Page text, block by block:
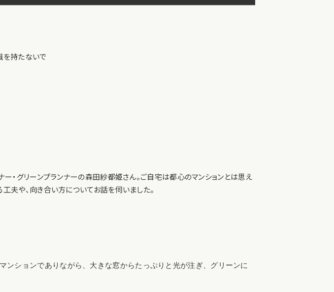
を持たないで
・グリーンプランナーの森田紗都姫さん。ご自宅は都心のマンションとは思え
夫や、向き合い方についてお話を伺いました。
ンションでありながら、大きな窓からたっぷりと光が注ぎ、グリーンに